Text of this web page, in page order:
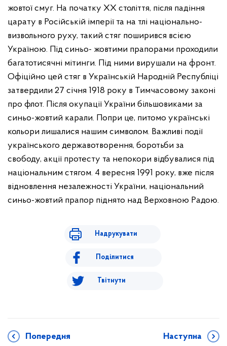
жовтої смуг. На початку ХХ століття, після падіння
царату в Російській імперії та на тлі національно-
визвольного руху, такий стяг поширився всією
Україною. Під синьо- жовтими прапорами проходили
багатотисячні мітинги. Під ними вирушали на фронт.
Офіційно цей стяг в Українській Народній Республіці
затвердили 27 січня 1918 року в Тимчасовому законі
про флот. Після окупації України більшовиками за
синьо-жовтий карали. Попри це, питомо українські
кольори лишалися нашим символом. Важливі події
українського державотворення, боротьби за
свободу, акції протесту та непокори відбувалися під
національним стягом. 4 вересня 1991 року, вже після
відновлення незалежності України, національний
синьо-жовтий прапор піднято над Верховною Радою.
Надрукувати
Поділитися
Твітнути
Попередня Наступна